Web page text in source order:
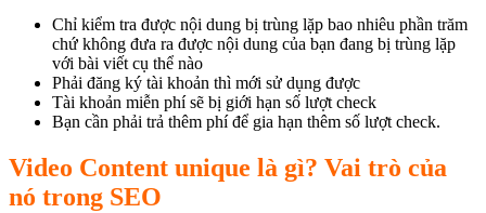
Chỉ kiểm tra được nội dung bị trùng lặp bao nhiêu phần trăm
chứ không đưa ra được nội dung của bạn đang bị trùng lặp
với bài viết cụ thể nào
Phải đăng ký tài khoản thì mới sử dụng được
Tài khoản miễn phí sẽ bị giới hạn số lượt check
Bạn cần phải trả thêm phí để gia hạn thêm số lượt check.
Video Content unique là gì? Vai trò của
nó trong SEO